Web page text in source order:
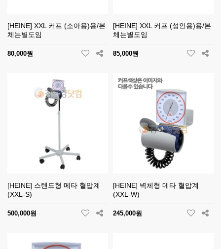
[HEINE] XXL 커프 (소아용)용/본
체는별도임
80,000원
[HEINE] XXL 커프 (성인용)용/본
체는별도임
85,000원
[HEINE] 스텐드형 메타 혈압계
(XXL-S)
500,000원
[HEINE] 벽체형 메타 혈압계
(XXL-W)
245,000원